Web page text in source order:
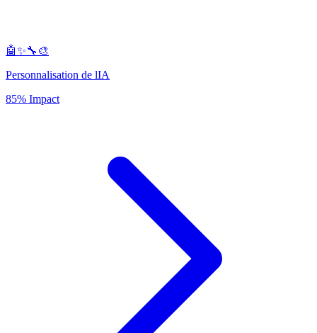
🤖✨🔧🎨
Personnalisation de lIA
85% Impact